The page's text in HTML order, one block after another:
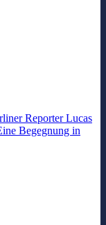
Reporter Lucas
Begegnung in